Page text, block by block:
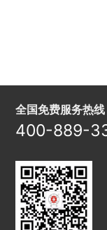
全国免费服务热线
400-889-